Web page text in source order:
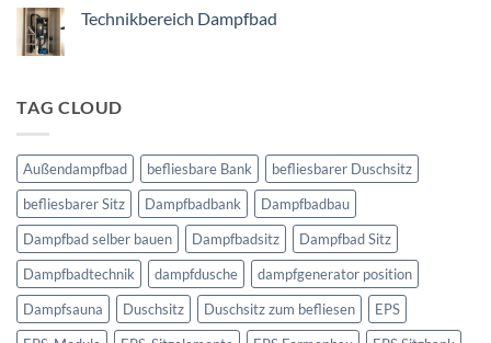
SOLEUM
Technikbereich Dampfbad
TAG CLOUD
Außendampfbad befliesbare Bank
befliesbarer Duschsitz
befliesbarer Sitz
Dampfbadbank
Dampfbadbau
Dampfbad selber bauen
Dampfbadsitz
Dampfbad Sitz
Dampfbadtechnik
dampfdusche
dampfgenerator position
Dampfsauna
Duschsitz Duschsitz zum befliesen
EPS